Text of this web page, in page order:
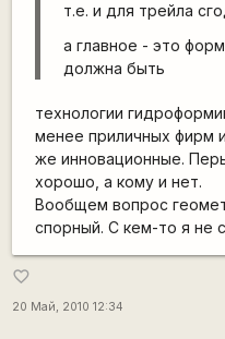
т.е. и для трейла
а главное - это
должна быть
технологии
менее приличных фирм
же инновационные.
хорошо, а кому и нет.
Вообщем вопрос
спорный. С кем-то я не
favorite_border
20 Май, 2010 12:34